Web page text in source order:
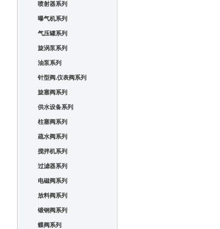
喷射器系列
曝气机系列
气压罐系列
旋涡泵系列
油泵系列
针型阀.仪表阀系列
旋塞阀系列
供水设备系列
柱塞阀系列
疏水阀系列
搅拌机系列
过滤器系列
电磁阀系列
放料阀系列
锻钢阀系列
蝶阀系列